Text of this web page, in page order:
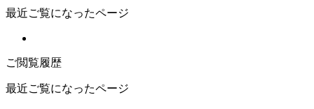
最近ご覧になったページ
ご閲覧履歴
最近ご覧になったページ